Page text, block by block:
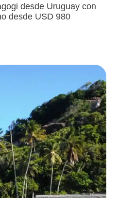
desde Uruguay con
desde USD 980